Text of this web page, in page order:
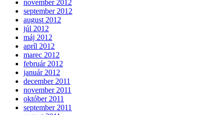
november 2012
september 2012
august 2012
júl 2012
máj 2012
apríl 2012
marec 2012
február 2012
január 2012
december 2011
november 2011
október 2011
september 2011